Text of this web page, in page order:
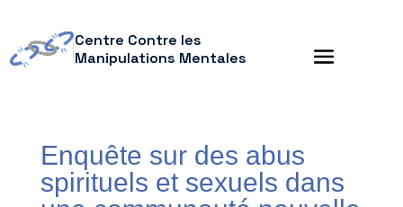
Centre Contre les
Manipulations Mentales
Enquête sur des abus
spirituels et sexuels dans